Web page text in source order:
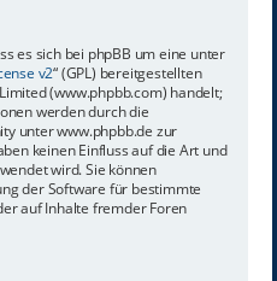
es sich bei phpBB um eine unter
v2“ (GPL) bereitgestellten
(www.phpbb.com) handelt;
werden durch die
unter www.phpbb.de zur
keinen Einfluss auf die Art und
wird. Sie können
der Software für bestimmte
auf Inhalte fremder Foren